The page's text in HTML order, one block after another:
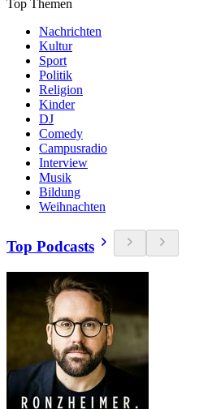
Top Themen
Nachrichten
Kultur
Sport
Politik
Religion
Kinder
DJ
Comedy
Campusradio
Interview
Musik
Bildung
Weihnachten
Top Podcasts